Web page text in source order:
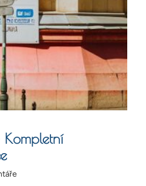
Kompletní